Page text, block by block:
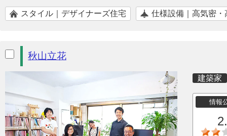
スタイル｜デザイナーズ住宅 仕様設備｜高気密・
秋山立花
建築家
情報